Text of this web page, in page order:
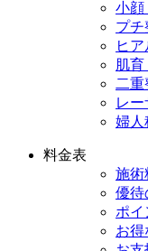
小顔
プチ
ヒ
肌育
二
レー
婦人
料金表
施術
優待
ポイ
お得